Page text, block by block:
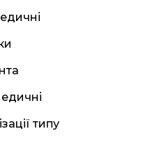
типу